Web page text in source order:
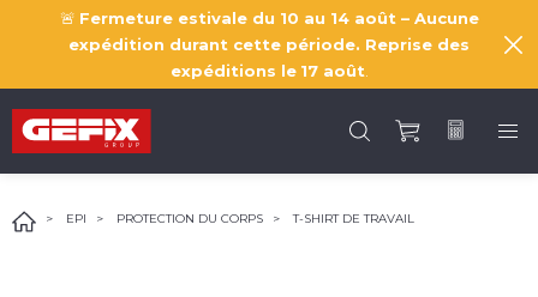
🚨 Fermeture estivale du 10 au 14 août – Aucune
expédition durant cette période. Reprise des
expéditions le 17 août
EPI PROTECTION DU CORPS T-SHIRT DE TRAVAIL